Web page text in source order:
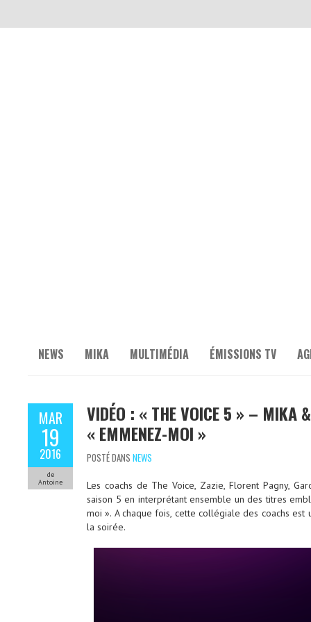
NEWS MIKA MULTIMÉDIA ÉMISSIONS TV
MAR
19
2016
de
Antoine
VIDÉO : « THE VOICE 5 » – MIKA
« EMMENEZ-MOI »
POSTÉ DANS NEWS
Les coachs de The Voice, Zazie, Florent Pagny,
saison 5 en interprétant ensemble un des titres
moi ». A chaque fois, cette collégiale des coachs
la soirée.